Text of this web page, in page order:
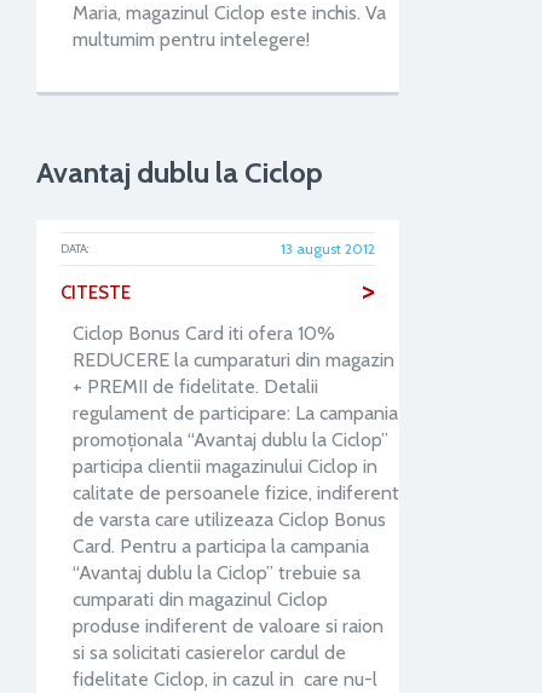
Maria, magazinul Ciclop este inchis. Va
multumim pentru intelegere!
Avantaj dublu la Ciclop
DATA: 13 august 2012
CITESTE >
Ciclop Bonus Card iti ofera 10%
REDUCERE la cumparaturi din magazin
+ PREMII de fidelitate. Detalii
regulament de participare: La campania
promoţionala “Avantaj dublu la Ciclop”
participa clientii magazinului Ciclop in
calitate de persoanele fizice, indiferent
de varsta care utilizeaza Ciclop Bonus
Card. Pentru a participa la campania
“Avantaj dublu la Ciclop” trebuie sa
cumparati din magazinul Ciclop
produse indiferent de valoare si raion
si sa solicitati casierelor cardul de
fidelitate Ciclop, in cazul in care nu-l